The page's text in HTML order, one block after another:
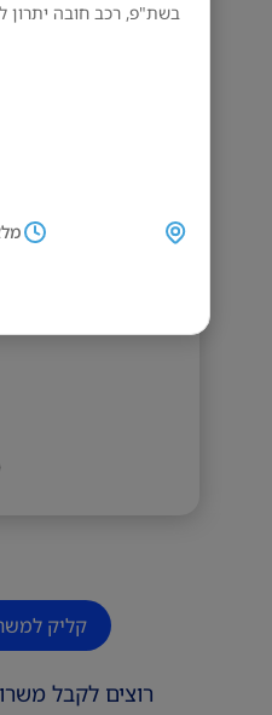
בשת"פ, רכב חובה יתרון
קליק
רוצים לקבל